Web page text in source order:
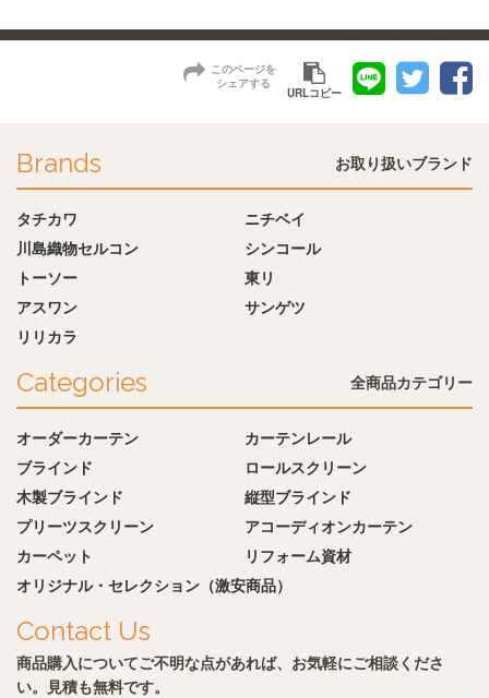
このページを
シェアする
URLコピー
Brands お取り扱いブランド
タチカワ
ニチベイ
川島織物セルコン
シンコール
トーソー
東リ
アスワン
サンゲツ
リリカラ
Categories 全商品カテゴリー
オーダーカーテン
カーテンレール
ブラインド
ロールスクリーン
木製ブラインド
縦型ブラインド
プリーツスクリーン
アコーディオンカーテン
カーペット
リフォーム資材
オリジナル・セレクション（激安商品）
Contact Us
商品購入についてご不明な点があれば、お気軽にご相談くださ
い。見積も無料です。